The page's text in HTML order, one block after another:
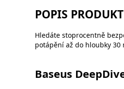
POPIS
Hledáte stoprocentně
potápění až do hloubky
Baseus